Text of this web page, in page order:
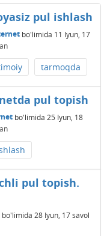
pul ishlash
bo'limida 11 Iyun, 17
tarmoqda
pul topish
bo'limida 25 Iyun, 18
pul topish.
bo'limida 28 Iyun, 17 savol